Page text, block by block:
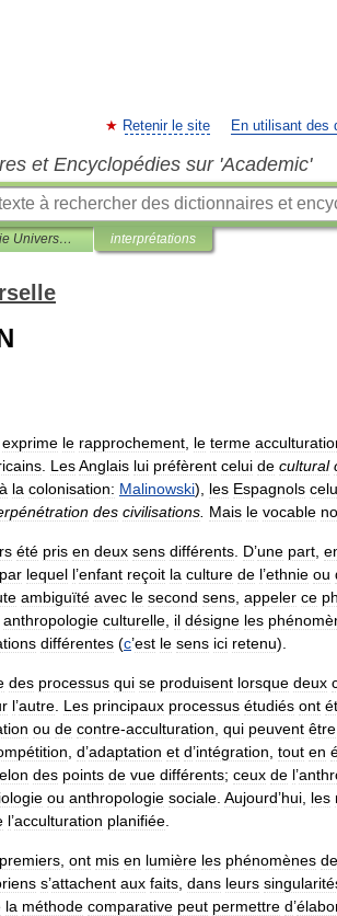
Retenir le site En utilisant des
et Encyclopédies sur 'Academic'
Encyclopédie Universelle interprétations
exprime le rapprochement le terme
LesAnglais lui préfèrent celui de cultural
à la colonisation: Malinowski), les Espagnols
des civilisations Mais le vocable
été pris en deux sens différents D’une part
par lequel l’enfant reçoit la culture de l’ethnie ou
ambiguïté avec le second sens appeler ce
anthropologie culturelle il désigne les
différentes (c’est le sens ici retenu).
des processus qui se produisent lorsque deux
l’autre Les principaux processus étudiés ont
ou de contre-acculturation qui peuvent être
d’adaptation et d’intégration tout en
des points de vue différents; ceux de l’
ou anthropologie sociale Aujourd’hui les
l’acculturation planifiée
premiers ont mis en lumière les phénomènes de
s’attachent aux faits dans leurs
la méthode comparative peut permettre d’